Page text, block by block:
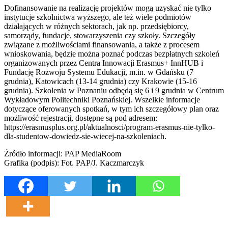
Dofinansowanie na realizację projektów mogą uzyskać nie tylko
instytucje szkolnictwa wyższego, ale też wiele podmiotów
działających w różnych sektorach, jak np. przedsiębiorcy,
samorządy, fundacje, stowarzyszenia czy szkoły. Szczegóły
związane z możliwościami finansowania, a także z procesem
wnioskowania, będzie można poznać podczas bezpłatnych szkoleń
organizowanych przez Centra Innowacji Erasmus+ InnHUB i
Fundację Rozwoju Systemu Edukacji, m.in. w Gdańsku (7
grudnia), Katowicach (13-14 grudnia) czy Krakowie (15-16
grudnia). Szkolenia w Poznaniu odbędą się 6 i 9 grudnia w Centrum
Wykładowym Politechniki Poznańskiej. Wszelkie informacje
dotyczące oferowanych spotkań, w tym ich szczegółowy plan oraz
możliwość rejestracji, dostępne są pod adresem:
https://erasmusplus.org.pl/aktualnosci/program-erasmus-nie-tylko-
dla-studentow-dowiedz-sie-wiecej-na-szkoleniach.
Źródło informacji: PAP MediaRoom
Grafika (podpis): Fot. PAP/J. Kaczmarczyk